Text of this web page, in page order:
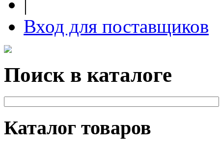
Вход для поставщиков
Поиск в каталоге
Каталог товаров